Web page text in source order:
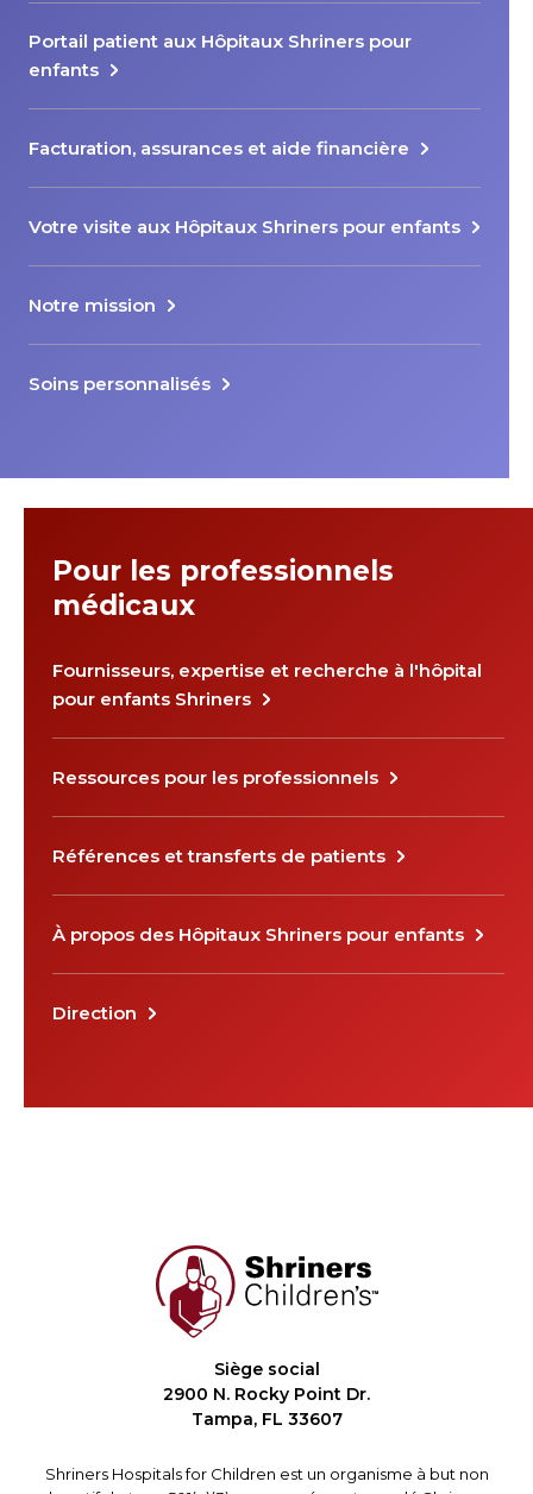
Portail patient aux Hôpitaux Shriners pour
enfants
Facturation, assurances et aide financière
Votre visite aux Hôpitaux Shriners pour enfants
Notre mission
Soins personnalisés
Pour les professionnels
médicaux
Fournisseurs, expertise et recherche à l'hôpital
pour enfants Shriners
Ressources pour les professionnels
Références et transferts de patients
À propos des Hôpitaux Shriners pour enfants
Direction
Siège social
2900 N. Rocky Point Dr.
Tampa, FL 33607
Shriners Hospitals for Children est un organisme à but non